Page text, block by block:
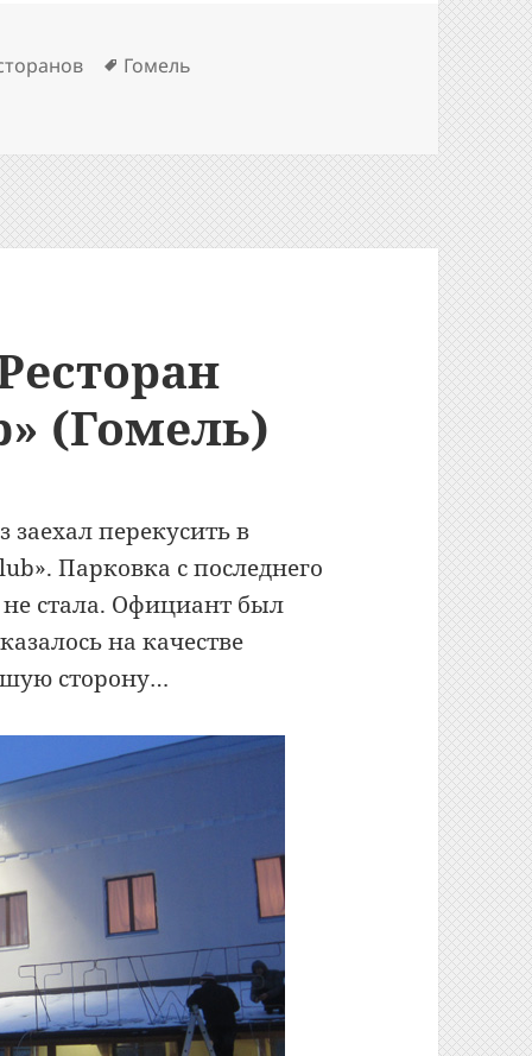
Метки
Гомель
(Гомель)
заехал перекусить в
Парковка с последнего
стала. Официант был
на качестве
сторону…